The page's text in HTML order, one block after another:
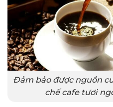
Đảm bảo được nguồn
chế cafe tươi